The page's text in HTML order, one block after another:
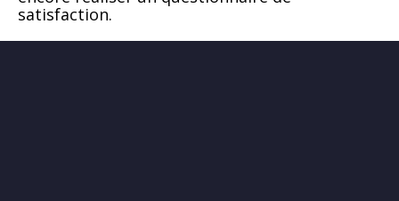
satisfaction.